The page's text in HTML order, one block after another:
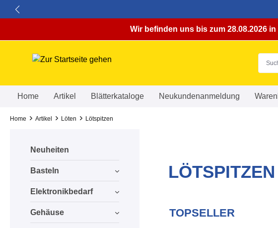
Wir befinden uns bis zum 28.08.2026
Home Artikel Blätterkataloge Neukundenanmeldung
Home Artikel Löten Lötspitzen
Neuheiten
Basteln
Elektronikbedarf
Gehäuse
LÖTSPITZEN
TOPSELLER